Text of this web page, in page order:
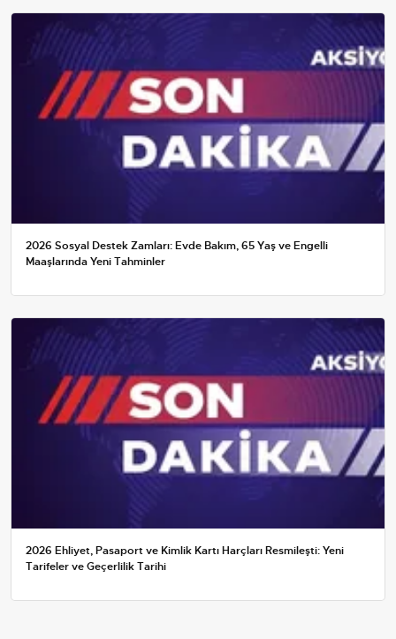
2026 Sosyal Destek Zamları: Evde Bakım, 65 Yaş ve Engelli
Maaşlarında Yeni Tahminler
2026 Ehliyet, Pasaport ve Kimlik Kartı Harçları Resmileşti: Yeni
Tarifeler ve Geçerlilik Tarihi